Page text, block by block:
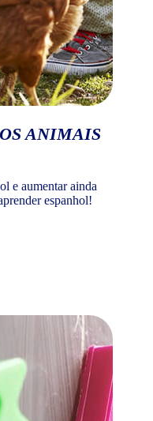
ANIMAIS
e aumentar ainda
espanhol!